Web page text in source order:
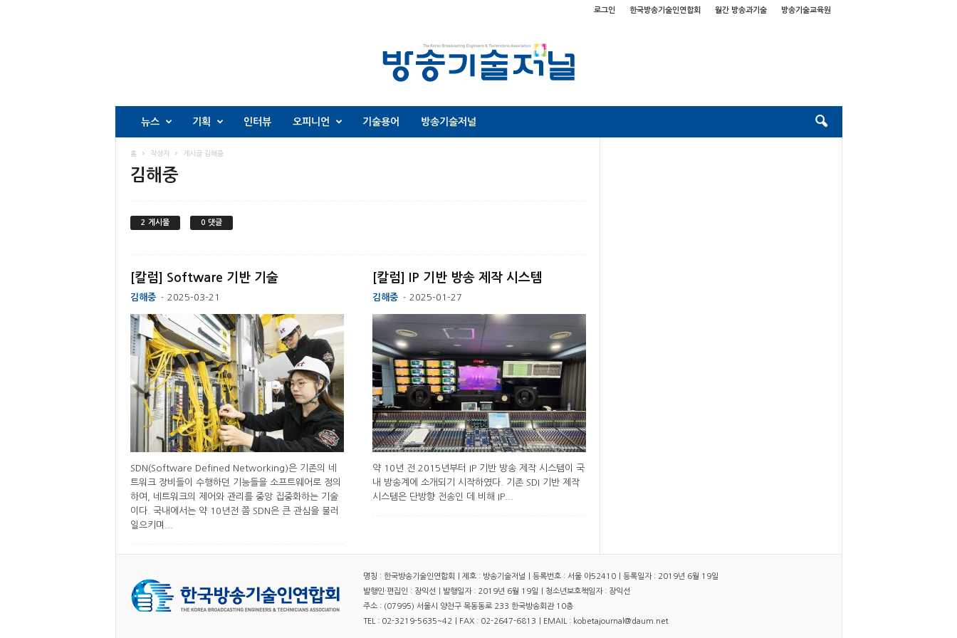
로그인 한국방송기술인연합회 월간 방송과기술 방송기술교육원
뉴스 기획 인터뷰 오피니언 기술용어 방송기술저널
홈 작성자 게시글 김해중
김해중
2 게시물 0 댓글
[칼럼] Software 기반 기술
김해중 - 2025-03-21
SDN(Software Defined Networking)은 기존의 네
트워크 장비들이 수행하던 기능들을 소프트웨어로 정의
하여, 네트워크의 제어와 관리를 중앙 집중화하는 기술
이다. 국내에서는 약 10년전 쯤 SDN은 큰 관심을 불러
일으키며...
[칼럼] IP 기반 방송 제작 시스템
김해중 - 2025-01-27
약 10년 전 2015년부터 IP 기반 방송 제작 시스템이 국
내 방송계에 소개되기 시작하였다. 기존 SDI 기반 제작
시스템은 단방향 전송인 데 비해 IP...
명칭 : 한국방송기술인연합회｜제호 : 방송기술저널｜등록번호 : 서울 아52410｜등록일자 : 2019년 6월 19일
발행인·편집인 : 장익선｜발행일자 : 2019년 6월 19일｜청소년보호책임자 : 장익선
주소 : (07995) 서울시 양천구 목동동로 233 한국방송회관 10층
TEL : 02-3219-5635~42｜FAX : 02-2647-6813｜EMAIL : kobetajournal@daum.net